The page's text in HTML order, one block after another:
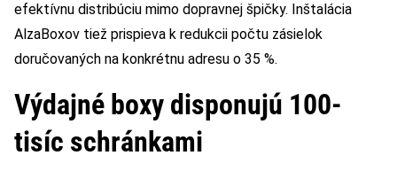
efektívnu distribúciu mimo dopravnej špičky. Inštalácia
AlzaBoxov tiež prispieva k redukcii počtu zásielok
doručovaných na konkrétnu adresu o 35 %.
Výdajné boxy disponujú 100-
tisíc schránkami